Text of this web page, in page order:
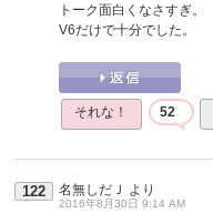
トーク面白くなさすぎ。
V6だけで十分でした。
それな！ 52
122 名無しだＪ より
2016年8月30日 9:14 AM